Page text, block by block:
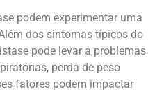
podem experimentar uma
dos sintomas típicos do
pode levar a problemas
perda de peso
fatores podem impactar